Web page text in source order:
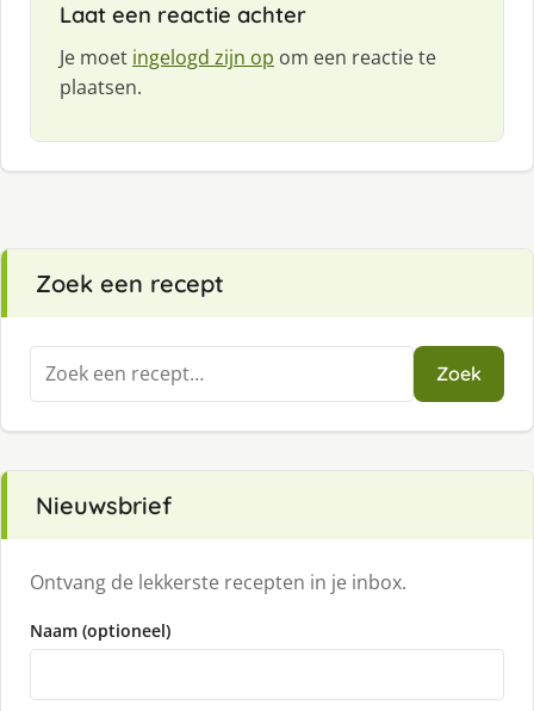
Laat een reactie achter
Je moet ingelogd zijn op om een reactie te
plaatsen.
Zoek een recept
Zoeken
naar:
Zoek
Nieuwsbrief
Ontvang de lekkerste recepten in je inbox.
Naam (optioneel)